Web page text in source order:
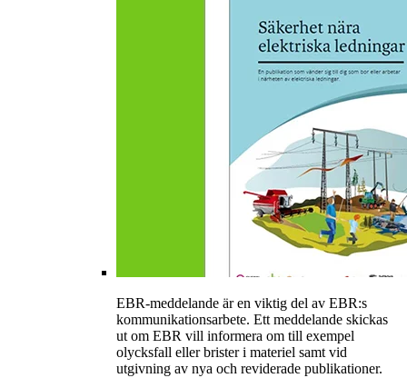
EBR-meddelande är en viktig del av EBR:s
kommunikationsarbete. Ett meddelande skickas
ut om EBR vill informera om till exempel
olycksfall eller brister i materiel samt vid
utgivning av nya och reviderade publikationer.